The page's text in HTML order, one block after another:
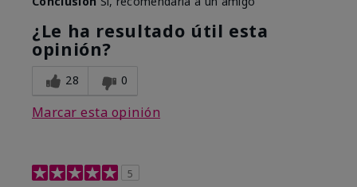
¿Le ha resultado útil esta
opinión?
28 0
Marcar esta opinión
5